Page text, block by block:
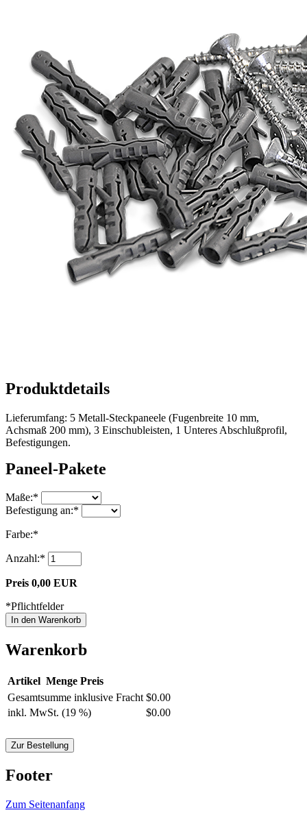
Produktdetails
Lieferumfang: 5 Metall-Steckpaneele (Fugenbreite 10 mm,
Achsmaß 200 mm), 3 Einschubleisten, 1 Unteres Abschlußprofil,
Befestigungen.
Paneel-Pakete
Maße:*
Befestigung an:*
Farbe:*
Anzahl:*
Preis 0,00 EUR
*Pflichtfelder
Warenkorb
Artikel Menge Preis
Gesamtsumme inklusive Fracht $0.00
inkl. MwSt. (19 %)
$0.00
Footer
Zum Seitenanfang